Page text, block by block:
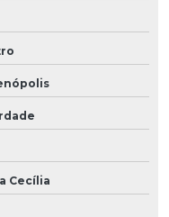
Cecília